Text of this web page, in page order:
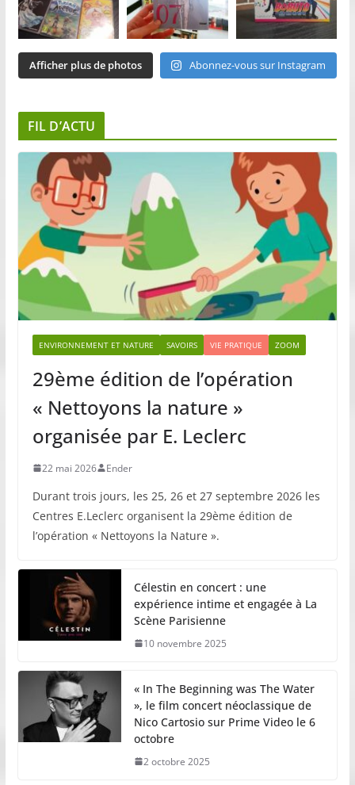
Afficher plus de photos Abonnez-vous sur Instagram
FIL D’ACTU
ENVIRONNEMENT ET NATURE SAVOIRS VIE PRATIQUE ZOOM
29ème édition de l’opération
« Nettoyons la nature »
organisée par E. Leclerc
22 mai 2026 Ender
Durant trois jours, les 25, 26 et 27 septembre 2026 les
Centres E.Leclerc organisent la 29ème édition de
l’opération « Nettoyons la Nature ».
Célestin en concert : une
expérience intime et engagée à La
Scène Parisienne
10 novembre 2025
« In The Beginning was The Water
», le film concert néoclassique de
Nico Cartosio sur Prime Video le 6
octobre
2 octobre 2025